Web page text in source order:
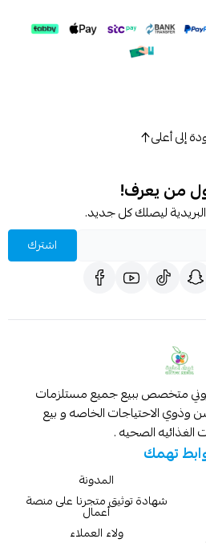
إلى أعلى
من يعرف!
ليصلك كل جديد.
اشترك
متخصص ببيع جميع مستلزمات
وذوي الاحتياجات الخاصه و بيع
الغذائيه الصحيه .
تهمك
المدونة
شهادة توثيق متجرنا على منصة
أعمال
ولاء العملاء